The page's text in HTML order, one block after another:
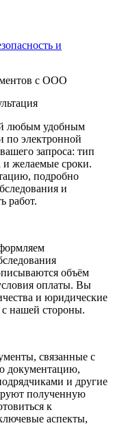
и
с ООО
любым удобным
по электронной
запроса: тип
и желаемые сроки.
подробно
и
работ.
объём
оплаты. Вы
и юридические
с нашей стороны.
связанные с
документацию,
и другие
полученную
к
аспекты,